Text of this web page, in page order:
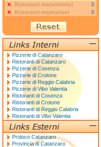
Ristoranti macrobiotici
0
Ristoranti vegetariani
0
Pizzerie di Catanzaro
Ristoranti di Catanzaro
Pizzerie di Cosenza
Pizzerie di Crotone
Pizzerie di Reggio Calabria
Pizzerie di Vibo Valentia
Ristoranti di Cosenza
Ristoranti di Crotone
Ristoranti di Reggio Calabria
Ristoranti di Vibo Valentia
Proloco Catanzaro
Provincia di Catanzaro